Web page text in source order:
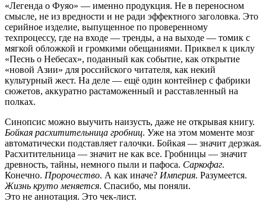
«Легенда о Фуяо» — именно продукция. Не в переносном
смысле, не из вредности и не ради эффектного заголовка. Это
серийное изделие, выпущенное по проверенному
техпроцессу, где на входе — тренды, а на выходе — томик с
мягкой обложкой и громкими обещаниями. Приквел к циклу
«Песнь о Небесах», поданный как событие, как открытие
«новой Азии» для российского читателя, как некий
культурный жест. На деле — ещё один контейнер с фабрики
сюжетов, аккуратно растаможенный и расставленный на
полках.
Синопсис можно выучить наизусть, даже не открывая книгу.
Бойкая расхитительница гробниц. Уже на этом моменте мозг
автоматически подставляет галочки. Бойкая — значит дерзкая.
Расхитительница — значит не как все. Гробницы — значит
древность, тайны, немного пыли и пафоса. Саркофаг.
Конечно. Пророчество. А как иначе? Империя. Разумеется.
Жизнь круто меняется. Спасибо, мы поняли.
Это не аннотация. Это чек-лист.